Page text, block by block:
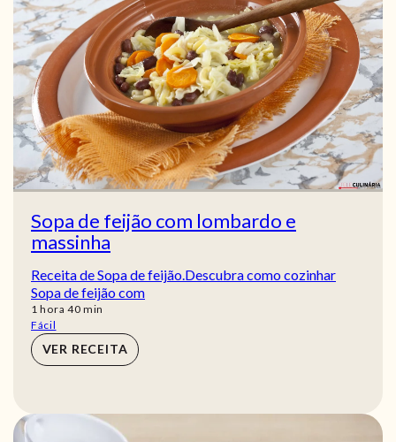
Sopa de feijão com lombardo e
massinha
Receita de Sopa de feijão.Descubra como cozinhar
Sopa de feijão com
1 hora
hora 40min
min
Fácil
VER RECEITA